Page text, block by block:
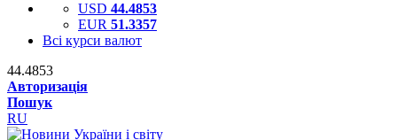
USD 44.4853
EUR 51.3357
Всі курси валют
44.4853
Авторизація
Пошук
RU